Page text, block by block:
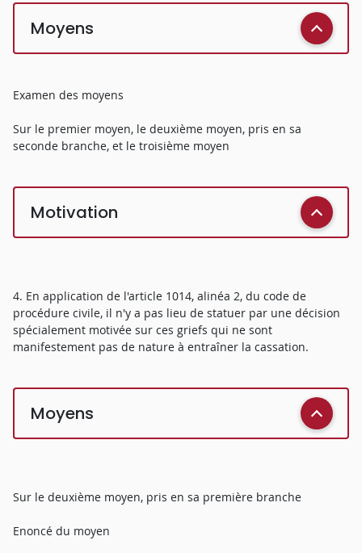
Moyens
Examen des moyens
Sur le premier moyen, le deuxième moyen, pris en sa
seconde branche, et le troisième moyen
Motivation
4. En application de l'article 1014, alinéa 2, du code de
procédure civile, il n'y a pas lieu de statuer par une décision
spécialement motivée sur ces griefs qui ne sont
manifestement pas de nature à entraîner la cassation.
Moyens
Sur le deuxième moyen, pris en sa première branche
Enoncé du moyen